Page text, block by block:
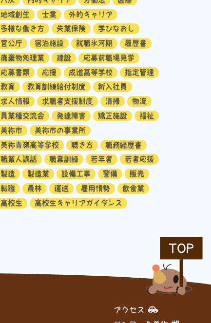
地域創生
士業
外的キャリア
多様な働き方
失業保険
学びなおし
官公庁
宿泊施設 就職氷河期
履歴書
廃棄物処理業
建設
応募前職場見学
応募書類
応援 成進高等学校
指定管理
教育
教育訓練給付制度
新入社員
求人情報
求職者支援制度 清掃
物流
異業種交流会
発達障害 矯正施設
福祉
美祢市
美祢市の事業所
美祢青嶺高等学校
聴き方
職務経歴書
職業人講話
職業訓練 若年者
若者応援
製造
製造業 設備工事 警備
販売
転職
農林 運送 雇用情勢
飲食業
高校生
高校生キャリアガイダンス
TOP
アクセス